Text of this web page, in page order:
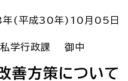
(平成30年) 10月05日
私学行政課 御中
善方策について